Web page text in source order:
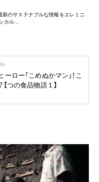
新のサステナブルな情報をエレミニ
カル…
ロー「こめぬかマン」！こ
つの食品物語１】